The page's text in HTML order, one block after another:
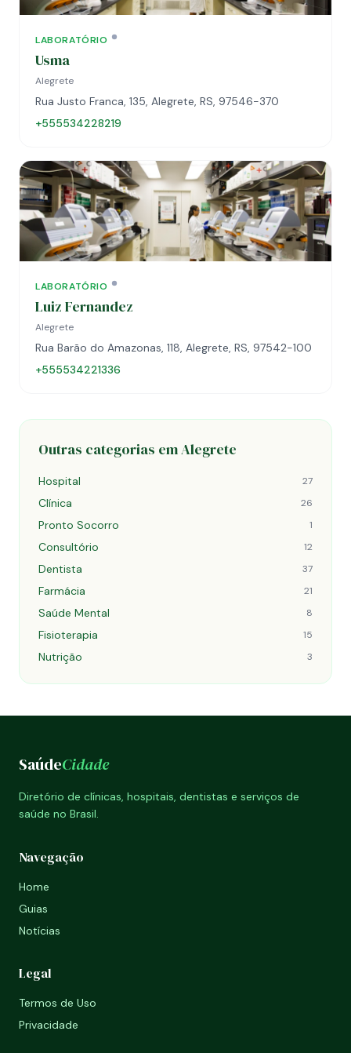
LABORATÓRIO
Usma
Alegrete
Rua Justo Franca, 135, Alegrete, RS, 97546-370
+555534228219
LABORATÓRIO
Luiz Fernandez
Alegrete
Rua Barão do Amazonas, 118, Alegrete, RS, 97542-100
+555534221336
Outras categorias em Alegrete
Hospital 27
Clínica 26
Pronto Socorro 1
Consultório 12
Dentista 37
Farmácia 21
Saúde Mental 8
Fisioterapia 15
Nutrição 3
SaúdeCidade
Diretório de clínicas, hospitais, dentistas e serviços de
saúde no Brasil.
Navegação
Home
Guias
Notícias
Legal
Termos de Uso
Privacidade